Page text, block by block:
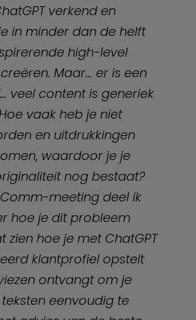
verkend en
in minder dan de helft
high-level
Maar… er is een
veel content is generiek
vaak heb je niet
en uitdrukkingen
waardoor je je
nog bestaat?
Comm-meeting deel ik
hoe je dit probleem
zien hoe je met ChatGPT
klantprofiel opstelt
ontvangt om je
eenvoudig te